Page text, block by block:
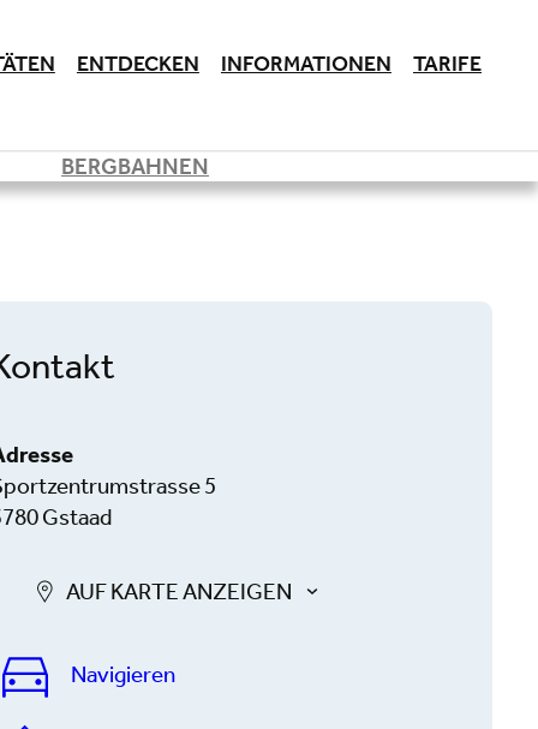
ENTDECKEN INFORMATIONEN TARIFE
BERGBAHNEN
5
Gstaad
AUF KARTE ANZEIGEN
Navigieren